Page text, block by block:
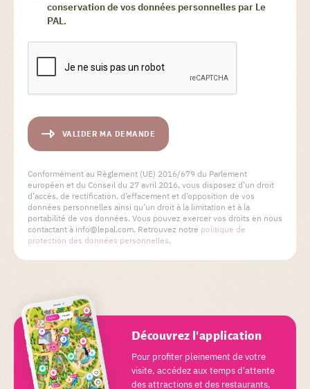
conservation de vos données personnelles par Le
PAL.
VALIDER MA DEMANDE
Conformément au Règlement (UE) 2016/679 du Parlement
européen et du Conseil du 27 avril 2016, vous disposez d’un droit
d’accès, de rectification, d’effacement et d’opposition de vos
données personnelles ainsi qu’un droit à la limitation et à la
portabilité de vos données. Vous pouvez exercer vos droits en nous
contactant à info@lepal.com. Retrouvez notre politique de
protection des données personnelles.
Découvrez l'application
Pour profiter pleinement de votre
visite, accédez aux temps d'attente
des attractions et des restaurants,